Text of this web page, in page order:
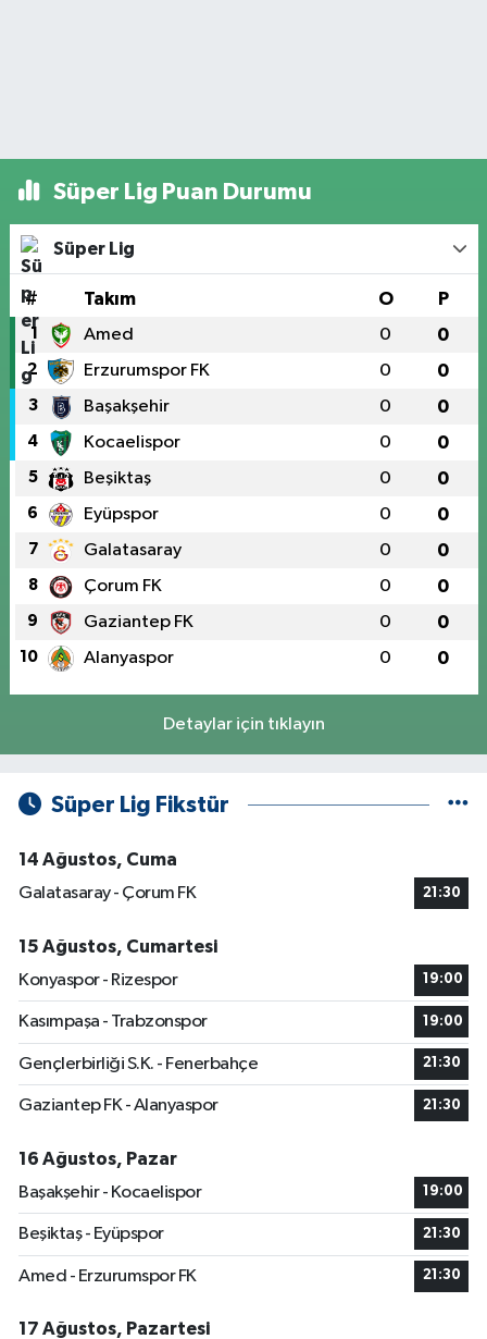
Süper Lig Puan Durumu
Süper Lig
# Takım O P
1 Amed 0 0
2 Erzurumspor FK 0 0
3 Başakşehir 0 0
4 Kocaelispor 0 0
5 Beşiktaş 0 0
6 Eyüpspor 0 0
7 Galatasaray 0 0
8 Çorum FK 0 0
9 Gaziantep FK 0 0
10 Alanyaspor 0 0
Detaylar için tıklayın
Süper Lig Fikstür
14 Ağustos, Cuma
Galatasaray - Çorum FK
21:30
15 Ağustos, Cumartesi
Konyaspor - Rizespor
19:00
Kasımpaşa - Trabzonspor 19:00
Gençlerbirliği S.K. - Fenerbahçe 21:30
Gaziantep FK - Alanyaspor 21:30
16 Ağustos, Pazar
Başakşehir - Kocaelispor
19:00
Beşiktaş - Eyüpspor 21:30
Amed - Erzurumspor FK 21:30
17 Ağustos, Pazartesi